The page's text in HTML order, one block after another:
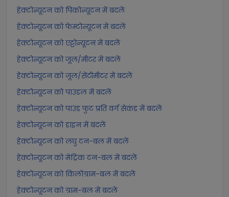
हेक्टोन्यूटन को पिकोन्यूटन में बदलें
हेक्टोन्यूटन को फेम्टोन्यूटन में बदलें
हेक्टोन्यूटन को एट्टोन्यूटन में बदलें
हेक्टोन्यूटन को जूल/मीटर में बदलें
हेक्टोन्यूटन को जूल/सेंटीमीटर में बदलें
हेक्टोन्यूटन को पाउंडल में बदलें
हेक्टोन्यूटन को पाउंड फुट प्रति वर्ग सेकंड में बदलें
हेक्टोन्यूटन को डाइन में बदलें
हेक्टोन्यूटन को लघु टन-बल में बदलें
हेक्टोन्यूटन को मेट्रिक टन-बल में बदलें
हेक्टोन्यूटन को किलोग्राम-बल में बदलें
हेक्टोन्यूटन को ग्राम-बल में बदलें